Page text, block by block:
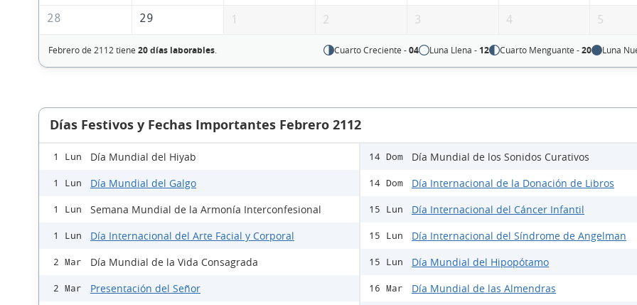
28
29 1 2 3 4 5
Febrero de 2112 tiene 20 días laborables. Cuarto Creciente -04 Luna Llena - 12 Cuarto Menguante -20 Luna
Días Festivos y Fechas Importantes Febrero 2112
1 Lun Día Mundial del Hiyab
1 Lun Día Mundial del Galgo
1 Lun Semana Mundial de la Armonía Interconfesional
1 Lun Día Internacional del Arte Facial y Corporal
2 Mar Día Mundial de la Vida Consagrada
2 Mar Presentación del Señor
14 Dom Día Mundial de los Sonidos Curativos
14 Dom Día Internacional de la Donación de Libros
15 Lun Día Internacional del Cáncer Infantil
15 Lun Día Internacional del Síndrome de Angelman
15 Lun Día Mundial del Hipopótamo
16 Mar Día Mundial de las Almendras